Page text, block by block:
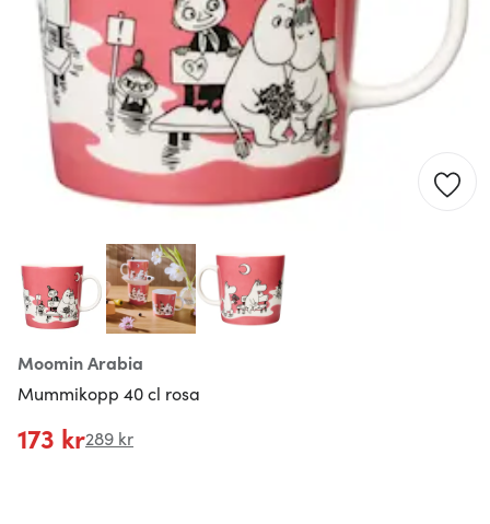
Moomin Arabia
Mummikopp 40 cl rosa
173 kr289 kr